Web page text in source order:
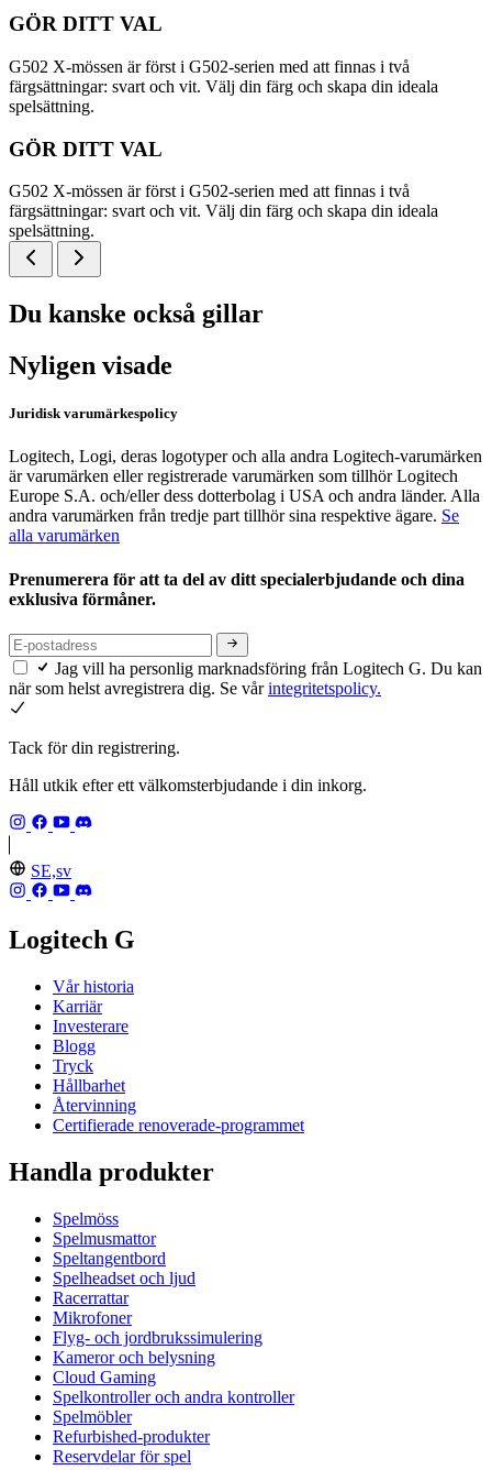
GÖR DITT VAL
G502 X-mössen är först i G502-serien med att finnas i två
färgsättningar: svart och vit. Välj din färg och skapa din ideala
spelsättning.
GÖR DITT VAL
G502 X-mössen är först i G502-serien med att finnas i två
färgsättningar: svart och vit. Välj din färg och skapa din ideala
spelsättning.
Du kanske också gillar
Nyligen visade
Juridisk varumärkespolicy
Logitech, Logi, deras logotyper och alla andra Logitech-varumärken
är varumärken eller registrerade varumärken som tillhör Logitech
Europe S.A. och/eller dess dotterbolag i USA och andra länder. Alla
andra varumärken från tredje part tillhör sina respektive ägare. Se
alla varumärken
Prenumerera för att ta del av ditt specialerbjudande och dina
exklusiva förmåner.
Jag vill ha personlig marknadsföring från Logitech G. Du kan
när som helst avregistrera dig. Se vårintegritetspolicy.
Tack för din registrering.
Håll utkik efter ett välkomsterbjudande i din inkorg.
SE,sv
Logitech G
Vår historia
Karriär
Investerare
Blogg
Tryck
Hållbarhet
Återvinning
Certifierade renoverade-programmet
Handla produkter
Spelmöss
Spelmusmattor
Speltangentbord
Spelheadset och ljud
Racerrattar
Mikrofoner
Flyg- och jordbrukssimulering
Kameror och belysning
Cloud Gaming
Spelkontroller och andra kontroller
Spelmöbler
Refurbished-produkter
Reservdelar för spel